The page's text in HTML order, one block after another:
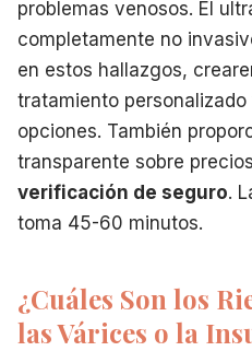
problemas venosos. El
completamente no
en estos hallazgos,
tratamiento
opciones. También
transparente sobre
verificación de seguro.
toma 45-60 minutos.
¿Cuáles Son los
las Várices o la